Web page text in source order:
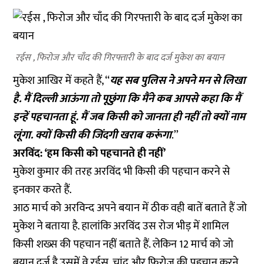
रईस , फिरोज और चाँद की गिरफ्तारी के बाद दर्ज मुकेश का बयान
मुकेश आखिर में कहते हैं, ‘‘यह सब पुलिस ने अपने मन से लिखा
है. मैं दिल्ली आऊंगा तो पूछुंगा कि मैंने कब आपसे कहा कि मैं
इन्हें पहचानता हूं. मैं जब किसी को जानता ही नहीं तो क्यों नाम
लूंगा. क्यों किसी की जिंदगी खराब करूंगा.’’
अरविंद: ‘हम किसी को पहचानते ही नहीं’
मुकेश कुमार की तरह अरविंद भी किसी की पहचान करने से
इनकार करते हैं.
आठ मार्च को अरविन्द अपने बयान में ठीक वही बातें बताते हैं जो
मुकेश ने बताया है. हालांकि अरविंद उस रोज भीड़ में शामिल
किसी शख्स की पहचान नहीं बताते हैं. लेकिन 12 मार्च को जो